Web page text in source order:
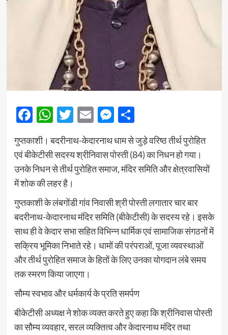
Facebook
WhatsApp
Twitter
EmailMessenger
Share
गुप्तकाशी। बदरीनाथ-केदारनाथ धाम से जुड़े वरिष्ठ तीर्थ पुरोहित
एवं बीकेटीसी सदस्य श्रीनिवास पोस्ती (84) का निधन हो गया।
उनके निधन से तीर्थ पुरोहित समाज, मंदिर समिति और क्षेत्रवासियों
में शोक की लहर है।
गुप्तकाशी के लंबगोंडी गांव निवासी श्री पोस्ती लगातार चार बार
बदरीनाथ-केदारनाथ मंदिर समिति (बीकेटीसी) के सदस्य रहे। इसके
साथ ही वे केदार सभा सहित विभिन्न धार्मिक एवं सामाजिक संगठनों में
सक्रिय भूमिका निभाते रहे। धामों की परंपराओं, पूजा व्यवस्थाओं
और तीर्थ पुरोहित समाज के हितों के लिए उनका योगदान लंबे समय
तक स्मरण किया जाएगा।
सौम्य स्वभाव और धर्मकार्य के प्रति समर्पण
बीकेटीसी अध्यक्ष ने शोक व्यक्त करते हुए कहा कि श्रीनिवास पोस्ती
का सौम्य व्यवहार, सरल व्यक्तित्व और केदारनाथ मंदिर तथा